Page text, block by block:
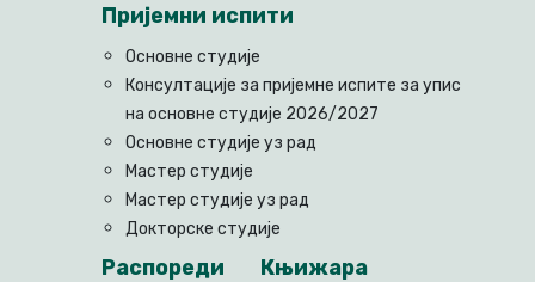
Пријемни испити
Основне студије
Консултације за пријемне испите за упис
на основне студије 2026/2027
Основне студије уз рад
Мастер студије
Мастер студије уз рад
Докторске студије
Распореди Књижара